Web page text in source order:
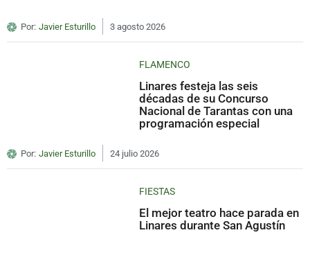
Por: Javier Esturillo 3 agosto 2026
FLAMENCO
Linares festeja las seis
décadas de su Concurso
Nacional de Tarantas con una
programación especial
Por: Javier Esturillo 24 julio 2026
FIESTAS
El mejor teatro hace parada en
Linares durante San Agustín